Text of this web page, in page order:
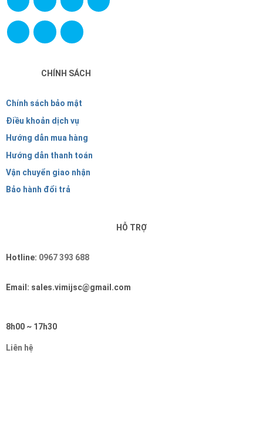
CHÍNH SÁCH
Chính sách bảo mật
Điều khoản dịch vụ
Hướng dẫn mua hàng
Hướng dẫn thanh toán
Vận chuyển giao nhận
Bảo hành đổi trả
HỖ TRỢ
Hotline: 0967 393 688
Email: sales.vimijsc@gmail.com
8h00 ~ 17h30
Liên hệ